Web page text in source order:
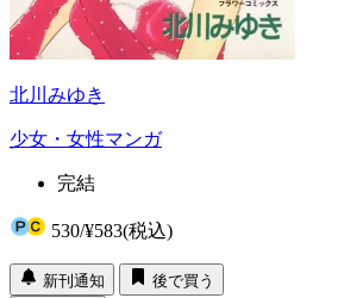
北川みゆき
少女・女性マンガ
完結
530/¥583(税込)
新刊通知
後で買う